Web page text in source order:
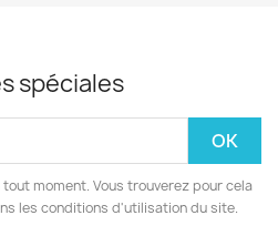
spéciales
moment. Vous trouverez pour cela
les conditions d'utilisation du site.